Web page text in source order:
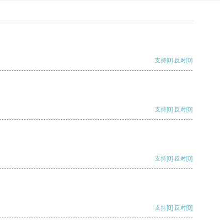
支持[0] 反对[0]
支持[0] 反对[0]
支持[0] 反对[0]
支持[0] 反对[0]